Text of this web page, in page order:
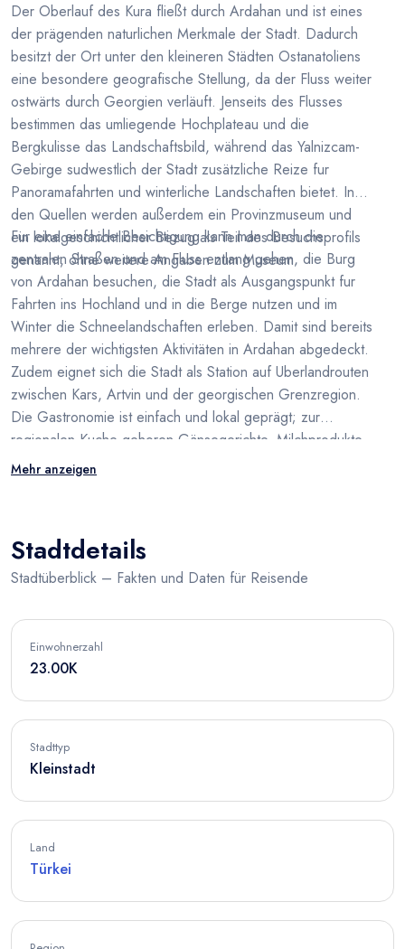
Der Oberlauf des Kura fließt durch Ardahan und ist eines
der prägenden naturlichen Merkmale der Stadt. Dadurch
besitzt der Ort unter den kleineren Städten Ostanatoliens
eine besondere geografische Stellung, da der Fluss weiter
ostwärts durch Georgien verläuft. Jenseits des Flusses
bestimmen das umliegende Hochplateau und die
Bergkulisse das Landschaftsbild, während das Yalnizcam-
Gebirge sudwestlich der Stadt zusätzliche Reize fur
Panoramafahrten und winterliche Landschaften bietet. In
den Quellen werden außerdem ein Provinzmuseum und
ein lokalgeschichtlicher Bezug als Teil des Besuchsprofils
genannt, ohne weitere Angaben zum Museum.
Fur eine einfache Besichtigung kann man durch die
zentralen Straßen und am Fluss entlang gehen, die Burg
von Ardahan besuchen, die Stadt als Ausgangspunkt fur
Fahrten ins Hochland und in die Berge nutzen und im
Winter die Schneelandschaften erleben. Damit sind bereits
mehrere der wichtigsten Aktivitäten in Ardahan abgedeckt.
Zudem eignet sich die Stadt als Station auf Uberlandrouten
zwischen Kars, Artvin und der georgischen Grenzregion.
Die Gastronomie ist einfach und lokal geprägt; zur
regionalen Kuche gehoren Gänsegerichte, Milchprodukte,
Hochlandhonig und Kasar-Käse aus der weiteren Region
Mehr anzeigen
Stadtdetails
Stadtüberblick – Fakten und Daten für Reisende
Einwohnerzahl
23.00K
Stadttyp
Kleinstadt
Land
Türkei